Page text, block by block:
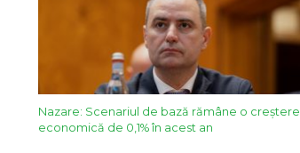
Nazare: Scenariul de bază rămâne o creștere
economică de 0,1% în acest an